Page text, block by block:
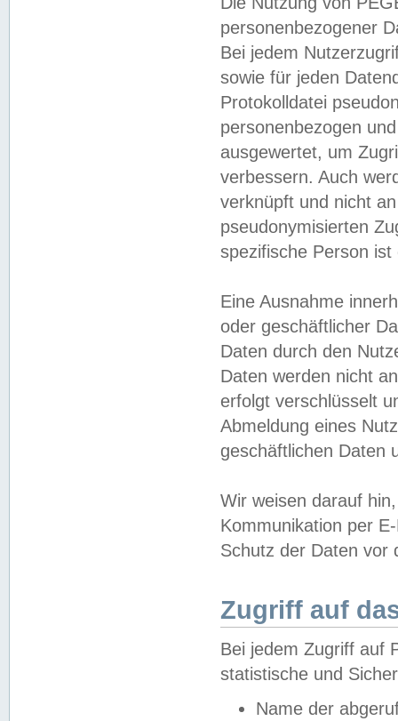
personenbezogener
Bei jedem
sowie für jeden
Protokolldatei
personenbezogen
ausgewertet, um
verbessern. Auch
verknüpft und nicht
pseudonymisierten
spezifische Person
Eine Ausnahme
oder geschäftlicher
Daten durch den
Daten werden nicht
erfolgt verschlüsselt
Abmeldung eines
geschäftlichen Daten
Wir weisen darauf
Kommunikation per
Schutz der Daten vor
Zugriff auf
Bei jedem Zugriff auf
statistische und
Name der